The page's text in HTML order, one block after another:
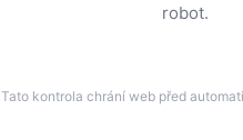
robot.
Tato kontrola chrání web před